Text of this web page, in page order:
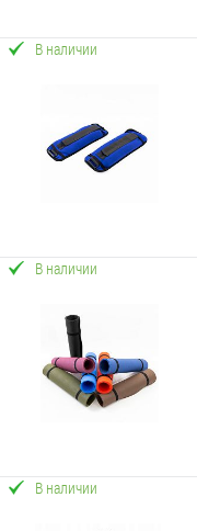
В наличии
В наличии
В наличии